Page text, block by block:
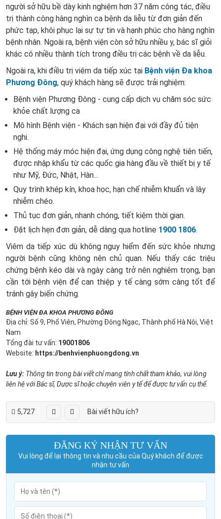
người sở hữu bề dày kinh nghiệm hơn 37 năm công tác, điều
trị thành công hàng nghìn ca bệnh da liễu từ đơn giản đến
phức tạp, khôi phục lại sự tự tin và hạnh phúc cho hàng nghìn
bệnh nhân. Ngoài ra, bệnh viện còn sở hữu nhiều y, bác sĩ giỏi
khác có nhiều thành tích trong điều trị các bệnh về da liễu.
Ngoài ra, khi điều trị viêm da tiếp xúc tại Bệnh viện Đa khoa
Phương Đông, quý khách hàng sẽ được trải nghiệm:
Bệnh viện Phương Đông - cung cấp dịch vụ chăm sóc sức
khỏe chất lượng ca
Mô hình Bệnh viện - Khách sạn hiện đại với đầy đủ tiện
nghi.
Hệ thống máy móc hiện đại, ứng dụng công nghệ tiên tiến,
được nhập khẩu từ các quốc gia hàng đầu về thiết bị y tế
như Mỹ, Đức, Nhật, Hàn...
Quy trình khép kín, khoa học, hạn chế nhiễm khuẩn và lây
nhiễm chéo.
Thủ tục đơn giản, nhanh chóng, tiết kiệm thời gian.
Đặt lịch hẹn đơn giản, dễ dàng qua hotline 1900 1806.
Viêm da tiếp xúc dù không nguy hiểm đến sức khỏe nhưng
người bệnh cũng không nên chủ quan. Nếu thấy các triệu
chứng bệnh kéo dài và ngày càng trở nên nghiêm trọng, bạn
cần tới bệnh viện để can thiệp y tế càng sớm càng tốt để
tránh gây biến chứng.
BỆNH VIỆN ĐA KHOA PHƯƠNG ĐÔNG
Địa chỉ: Số 9, Phố Viên, Phường Đông Ngạc, Thành phố Hà Nội, Việt
Nam
Tổng đài tư vấn: 19001806
Website: https://benhvienphuongdong.vn
Lưu ý: Thông tin trong bài viết chỉ mang tính chất tham khảo, vui lòng
liên hệ với Bác sĩ, Dược sĩ hoặc chuyên viên y tế để được tư vấn cụ thể.
5,727 Bài viết hữu ích?
ĐĂNG KÝ NHẬN TƯ VẤN
Vui lòng để lại thông tin và nhu cầu của Quý khách để được
nhận tư vấn